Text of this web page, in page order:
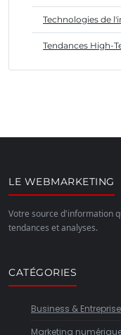
Technologies de
Tendances High-
LE WEBMARKETING
Votre source d'information
tendances et analyses.
CATÉGORIES
Business & Entreprise
Marketing